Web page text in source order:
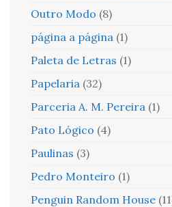
Outro Modo (8)
página a página (1)
Paleta de Letras (1)
Papelaria (32)
Parceria A. M. Pereira (1)
Pato Lógico (4)
Paulinas (3)
Pedro Monteiro (1)
Penguin Random House